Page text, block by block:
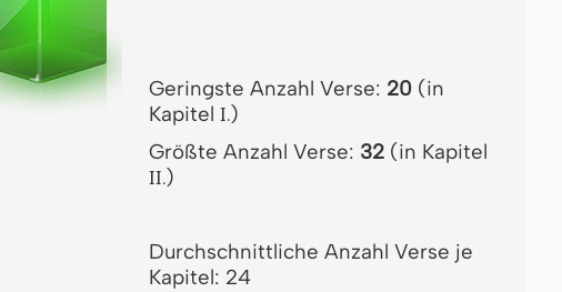
Geringste Anzahl Verse: 20 (in
Kapitel I.)
Größte Anzahl Verse: 32 (in Kapitel
II.)
Durchschnittliche Anzahl Verse je
Kapitel: 24